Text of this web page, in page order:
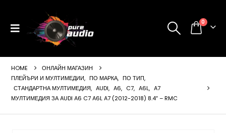
0
HOME
ОНЛАЙН МАГАЗИН
ПЛЕЙЪРИ И МУЛТИМЕДИИ, ПО МАРКА, ПО ТИП,
СТАНДАРТНА МУЛТИМЕДИЯ, AUDI, A6, C7, A6L, A7
МУЛТИМЕДИЯ ЗА AUDI A6 C7 A6L A7 (2012-2018) 8.4″ – RMC